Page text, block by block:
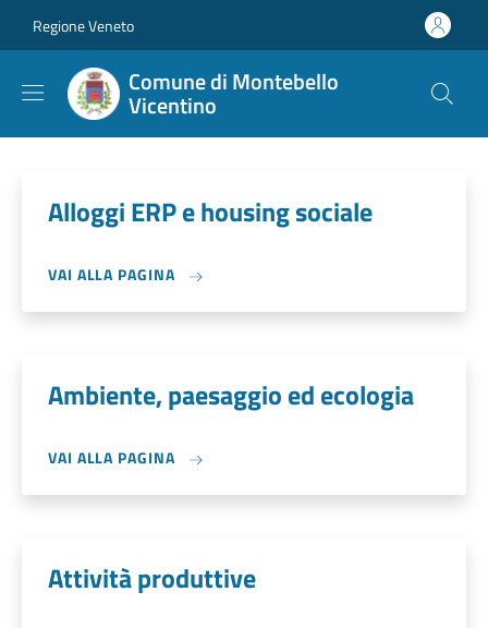
Regione Veneto
Comune di Montebello
Vicentino
Alloggi ERP e housing sociale
VAI ALLA PAGINA
Ambiente, paesaggio ed ecologia
VAI ALLA PAGINA
Attività produttive